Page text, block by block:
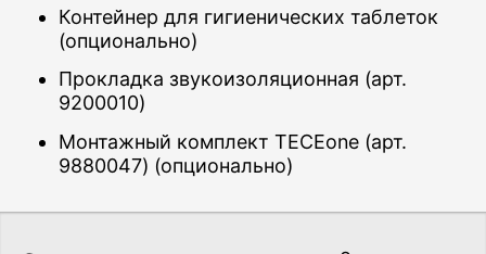
Контейнер для гигиенических таблеток
(опционально)
Прокладка звукоизоляционная (арт.
9200010)
Монтажный комплект TECEone (арт.
9880047) (опционально)